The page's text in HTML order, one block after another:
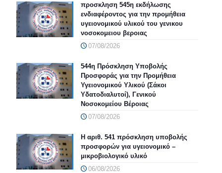
προσκληση 545η εκδήλωσης
ενδιαφέροντος για την προμήθεια
υγειονομικού υλικού του γενικου
νοσοκομειου βεροιας
07/08/2026
544η Πρόσκληση Υποβολής
Προσφοράς για την Προμήθεια
Υγειονομικού Υλικού (Σάκοι
Υδατοδιαλυτοί), Γενικού
Νοσοκομείου Βέροιας
07/08/2026
Η αριθ. 541 πρόσκληση υποβολής
προσφορών για υγειονομικό –
μικροβιολογικό υλικό
06/08/2026